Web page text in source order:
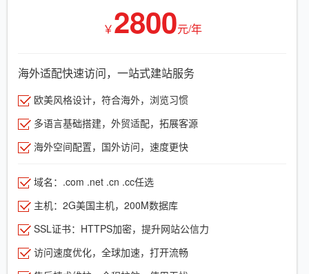
￥2800元/年
海外适配快速访问，一站式建站服务
欧美风格设计，符合海外，浏览习惯
多语言基础搭建，外贸适配，拓展客源
海外空间配置，国外访问，速度更快
域名：.com .net .cn .cc任选
主机：2G美国主机，200M数据库
SSL证书：HTTPS加密，提升网站公信力
访问速度优化，全球加速，打开流畅